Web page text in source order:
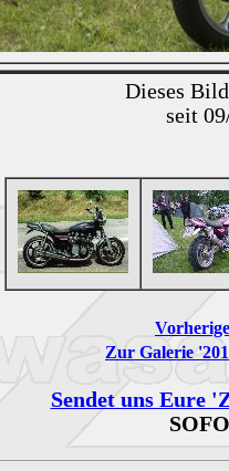
Dieses
seit
Zur Galerie
Sendet uns Eure